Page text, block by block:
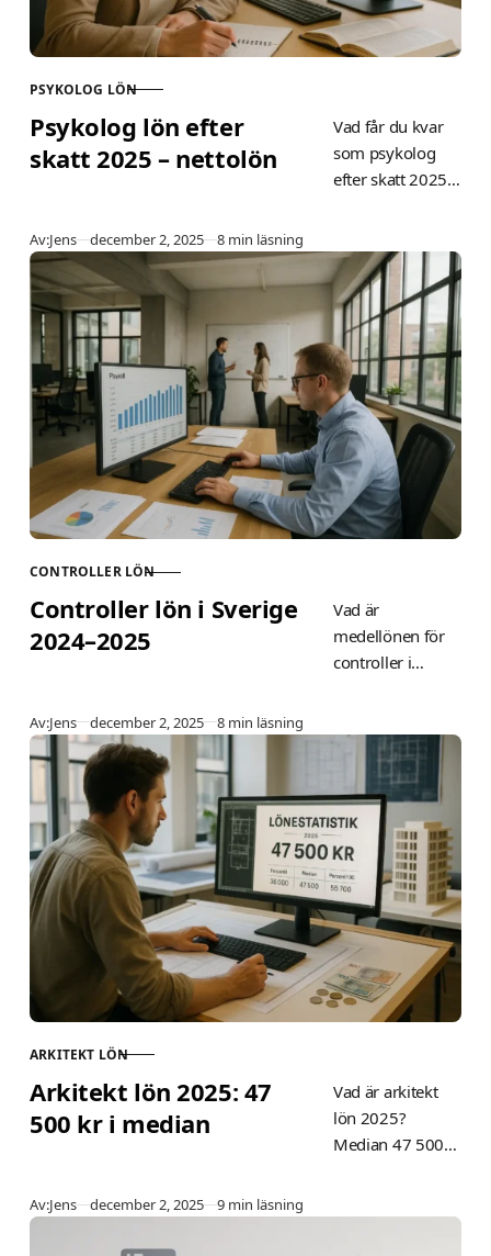
KATEGORI
PSYKOLOG LÖN
Psykolog lön efter
skatt 2025 – nettolön
Vad får du kvar
som psykolog
efter skatt 2025?
(ingång) till 43
300 kr
(specialist).
Beräkna din egen
med exempel,
tabell och
skattesatser per
kommun.
Av:Jens Publicerad
december 2, 2025 8 min läsning
KATEGORI
CONTROLLER LÖN
Controller lön i Sverige
2024–2025
Vad är
medellönen för
controller i
41 300–72 600
kr/mån, business
controller 58 500
kr, financial 61
200–66 500 kr.
Jämför
junior/senior,
kommun/privat
och faktorer som
påverkar.
Av:Jens Publicerad
december 2, 2025 8 min läsning
KATEGORI
ARKITEKT LÖN
Arkitekt lön 2025: 47
500 kr i median
Vad är arkitekt
lön 2025?
Median 47 500
statistik för
Av:Jens Publicerad
december 2, 2025 9 min läsning